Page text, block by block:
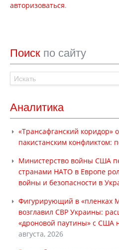
авторизоваться.
Поиск по сайту
Аналитика
«Трансафганский коридор»
пакистанским конфликтом:
Министерство войны США
странами НАТО в Европе
войны и безопасности в
Фигурирующий в «пленках
возглавил СВР Украины:
«дроновой паутины» с США
августа, 2026